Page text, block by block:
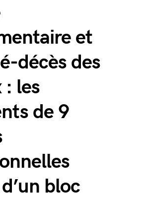
et
décès des
: les
de 9
bloc